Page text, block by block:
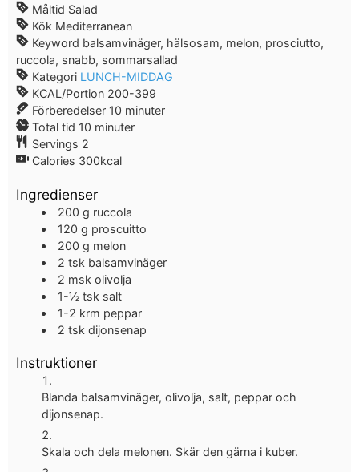
Måltid Salad
Kök Mediterranean
Keyword balsamvinäger, hälsosam, melon, prosciutto,
ruccola, snabb, sommarsallad
Kategori LUNCH-MIDDAG
KCAL/Portion 200-399
Förberedelser 10 minuter
Total tid 10 minuter
Servings 2
Calories 300kcal
Ingredienser
200 g ruccola
120 g proscuitto
200 g melon
2 tsk balsamvinäger
2 msk olivolja
1-½ tsk salt
1-2 krm peppar
2 tsk dijonsenap
Instruktioner
Blanda balsamvinäger, olivolja, salt, peppar och
dijonsenap.
Skala och dela melonen. Skär den gärna i kuber.